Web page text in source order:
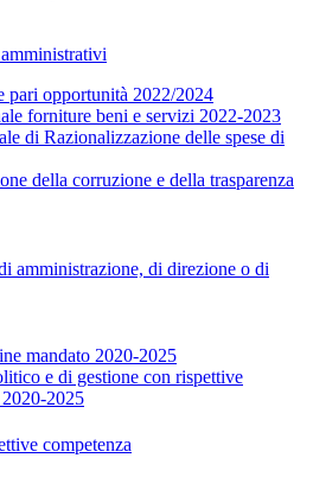
pari opportunità 2022/2024
forniture beni e servizi 2022-2023
di Razionalizzazione delle spese di
della corruzione e della trasparenza
amministrazione, di direzione o di
mandato 2020-2025
e di gestione con rispettive
2025
competenza